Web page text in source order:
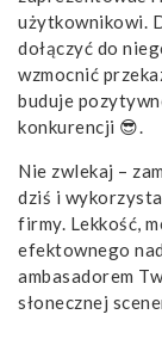
użytkownikowi.
dołączyć do
wzmocnić
buduje
konkurencji 😎.
Nie zwlekaj –
dziś i
firmy. Lekkość,
efektownego
ambasadorem
słonecznej